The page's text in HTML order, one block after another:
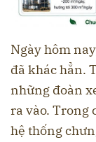
Ngày hôm
đã khác hẳn.
những đoàn
ra vào. Trong
hệ thống